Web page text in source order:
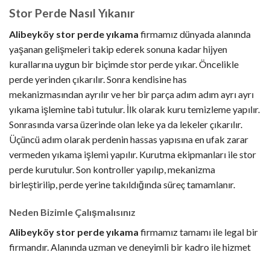
Stor Perde Nasıl Yıkanır
Alibeyköy stor perde yıkama firmamız dünyada alanında
yaşanan gelişmeleri takip ederek sonuna kadar hijyen
kurallarına uygun bir biçimde stor perde yıkar. Öncelikle
perde yerinden çıkarılır. Sonra kendisine has
mekanizmasından ayrılır ve her bir parça adım adım ayrı ayrı
yıkama işlemine tabi tutulur. İlk olarak kuru temizleme yapılır.
Sonrasında varsa üzerinde olan leke ya da lekeler çıkarılır.
Üçüncü adım olarak perdenin hassas yapısına en ufak zarar
vermeden yıkama işlemi yapılır. Kurutma ekipmanları ile stor
perde kurutulur. Son kontroller yapılıp, mekanizma
birleştirilip, perde yerine takıldığında süreç tamamlanır.
Neden Bizimle Çalışmalısınız
Alibeyköy stor perde yıkama firmamız tamamı ile legal bir
firmandır. Alanında uzman ve deneyimli bir kadro ile hizmet